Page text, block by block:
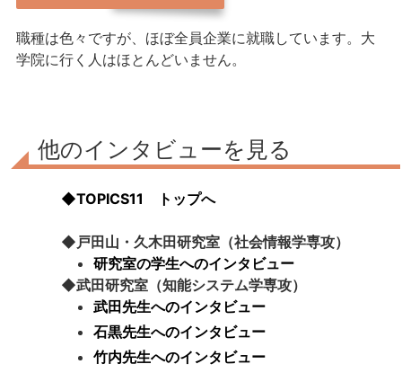
職種は色々ですが、ほぼ全員企業に就職しています。大
学院に行く人はほとんどいません。
他のインタビューを見る
◆TOPICS11 トップへ
◆戸田山・久木田研究室（社会情報学専攻）
研究室の学生へのインタビュー
◆武田研究室（知能システム学専攻）
武田先生へのインタビュー
石黒先生へのインタビュー
竹内先生へのインタビュー